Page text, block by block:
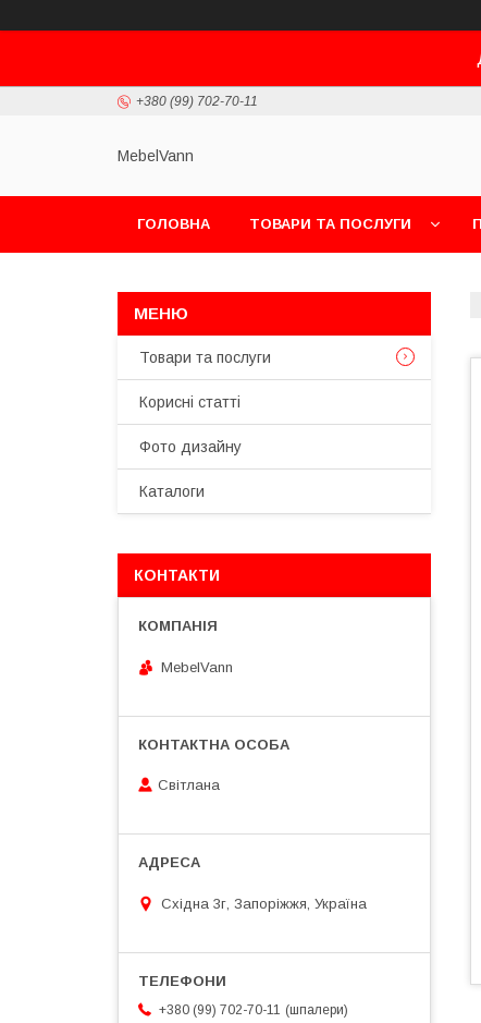
+380 (99) 702-70-11
MebelVann
ГОЛОВНА ТОВАРИ ТА ПОСЛУГИ
Товари та послуги
Корисні статті
Фото дизайну
Каталоги
КОНТАКТИ
MebelVann
Світлана
Східна 3г, Запоріжжя, Україна
+380 (99) 702-70-11
шпалери